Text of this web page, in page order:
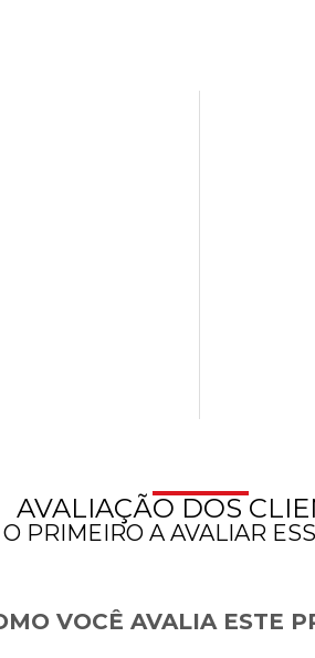
AVALIAÇÃO DOS
PRIMEIRO A AVALIAR
VOCÊ AVALIA ESTE